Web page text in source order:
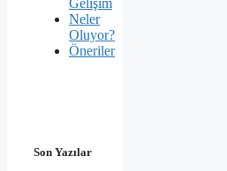
Neler
Oluyor?
Öneriler
Son Yazılar